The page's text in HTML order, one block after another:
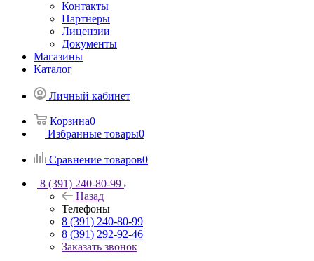
Контакты
Партнеры
Лицензии
Документы
Магазины
Каталог
Личный кабинет
Корзина0
Избранные товары0
Сравнение товаров0
8 (391) 240-80-99
Назад
Телефоны
8 (391) 240-80-99
8 (391) 292-92-46
Заказать звонок